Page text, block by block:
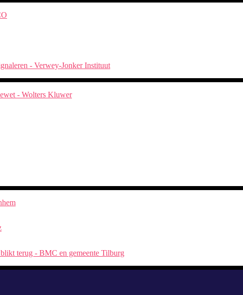
- Verwey-Jonker Instituut
- Wolters Kluwer
terug - BMC en gemeente Tilburg